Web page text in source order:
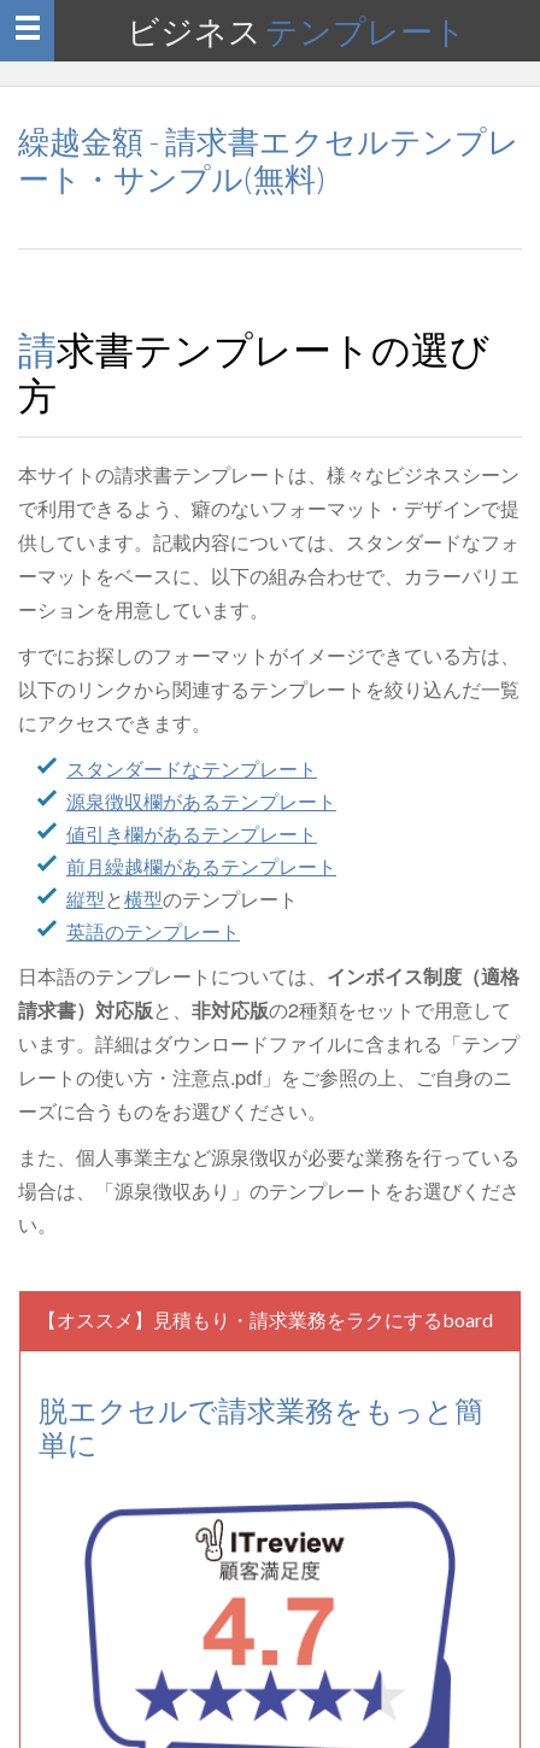
Toggle
navigation
ビジネス テンプレート
繰越金額 - 請求書エクセルテンプレ
ート・サンプル(無料)
請求書テンプレートの選び
方
本サイトの請求書テンプレートは、様々なビジネスシーン
で利用できるよう、癖のないフォーマット・デザインで提
供しています。記載内容については、スタンダードなフォ
ーマットをベースに、以下の組み合わせで、カラーバリエ
ーションを用意しています。
すでにお探しのフォーマットがイメージできている方は、
以下のリンクから関連するテンプレートを絞り込んだ一覧
にアクセスできます。
スタンダードなテンプレート
源泉徴収欄があるテンプレート
値引き欄があるテンプレート
前月繰越欄があるテンプレート
縦型と横型のテンプレート
英語のテンプレート
日本語のテンプレートについては、 インボイス制度（適格
請求書）対応版と、 非対応版の2種類をセットで用意して
います。詳細はダウンロードファイルに含まれる「テンプ
レートの使い方・注意点.pdf」をご参照の上、ご自身のニ
ーズに合うものをお選びください。
また、個人事業主など源泉徴収が必要な業務を行っている
場合は、「源泉徴収あり」のテンプレートをお選びくださ
い。
【オススメ】見積もり・請求業務をラクにするboard
脱エクセルで請求業務をもっと簡
単に